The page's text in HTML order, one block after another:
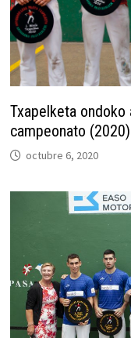
Txapelketa
campeonato (2020)
octubre 6, 2020